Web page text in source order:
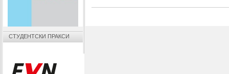
СТУДЕНТСКИ ПРАКСИ